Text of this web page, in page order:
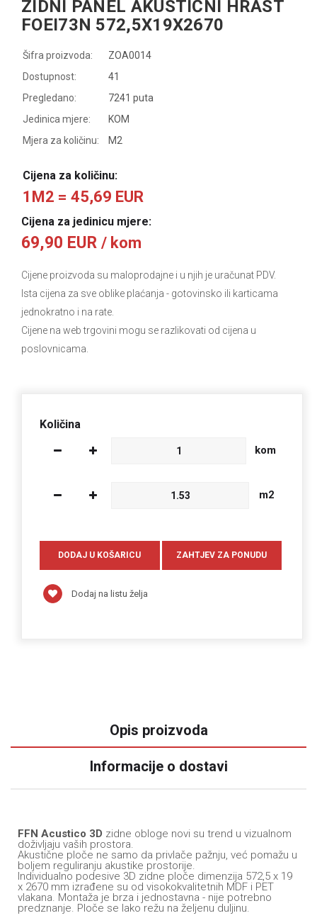
ZIDNI PANEL AKUSTIČNI HRAST
FOEI73N 572,5X19X2670
Šifra proizvoda:
ZOA0014
Dostupnost:
41
Pregledano:
7241 puta
Jedinica mjere:
KOM
Mjera za količinu:
M2
Cijena za količinu:
1M2 = 45,69 EUR
Cijena za jedinicu mjere:
69,90 EUR / kom
Cijene proizvoda su maloprodajne i u njih je uračunat PDV.
Ista cijena za sve oblike plaćanja - gotovinsko ili karticama
jednokratno i na rate.
Cijene na web trgovini mogu se razlikovati od cijena u
poslovnicama.
Količina
kom
m2
Dodaj na listu želja
Opis proizvoda
Informacije o dostavi
FFN Acustico 3D zidne obloge novi su trend u vizualnom
doživljaju vaših prostora.
Akustične ploče ne samo da privlače pažnju, već pomažu u
boljem reguliranju akustike prostorije.
Individualno podesive 3D zidne ploče dimenzija 572,5 x 19
x 2670 mm izrađene su od visokokvalitetnih MDF i PET
vlakana. Montaža je brza i jednostavna - nije potrebno
predznanje. Ploče se lako režu na željenu duljinu.